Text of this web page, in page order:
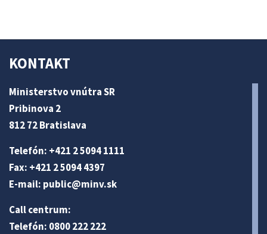
KONTAKT
Ministerstvo vnútra SR
Pribinova 2
812 72 Bratislava
Telefón: +421 2 5094 1111
Fax: +421 2 5094 4397
E-mail: public@minv.sk
Call centrum:
Telefón: 0800 222 222